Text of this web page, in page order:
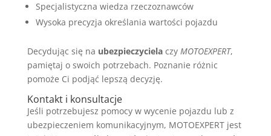
Specjalistyczna wiedza rzeczoznawców
Wysoka precyzja określania wartości pojazdu
Decydując się na ubezpieczycielaczy MOTOEXPERT,
pamiętaj o swoich potrzebach. Poznanie różnic
pomoże Ci podjąć lepszą decyzję.
Kontakt i konsultacje
Jeśli potrzebujesz pomocy w wycenie pojazdu lub z
ubezpieczeniem komunikacyjnym, MOTOEXPERT jest